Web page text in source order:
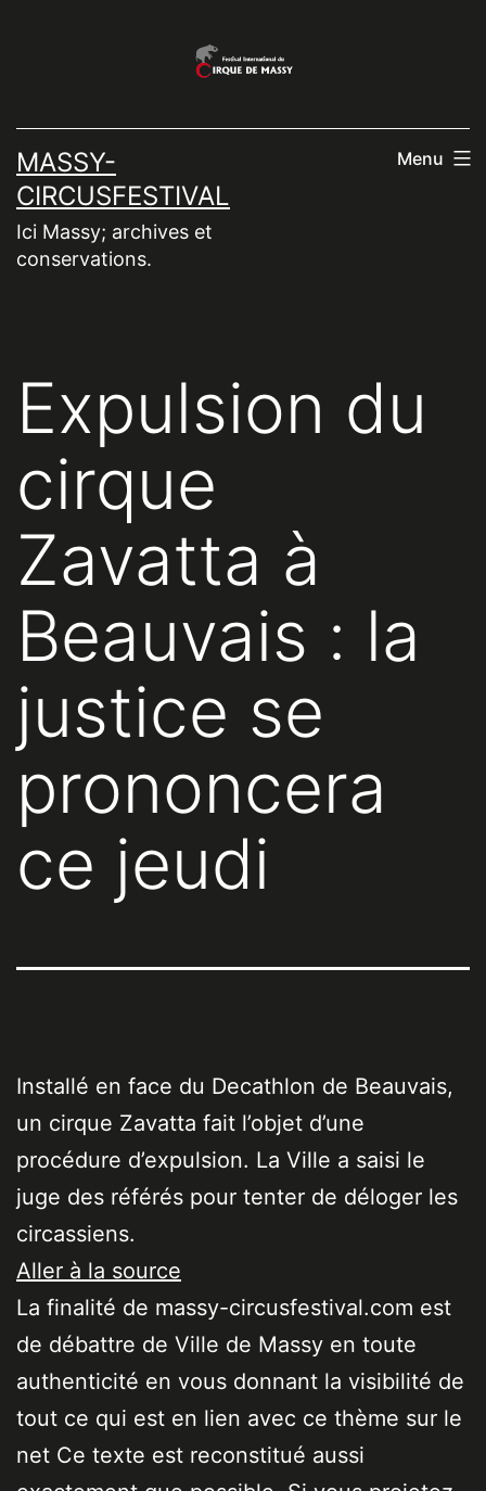
MASSY-
CIRCUSFESTIVAL
Ici Massy; archives et
conservations.
Menu
Expulsion du
cirque
Zavatta à
Beauvais : la
justice se
prononcera
ce jeudi
Installé en face du Decathlon de Beauvais,
un cirque Zavatta fait l’objet d’une
procédure d’expulsion. La Ville a saisi le
juge des référés pour tenter de déloger les
circassiens.
Aller à la source
La finalité de massy-circusfestival.com est
de débattre de Ville de Massy en toute
authenticité en vous donnant la visibilité de
tout ce qui est en lien avec ce thème sur le
net Ce texte est reconstitué aussi